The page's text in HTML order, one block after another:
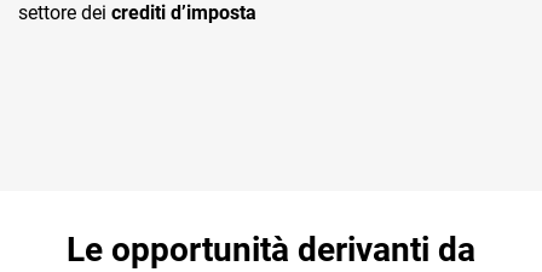
settore dei crediti d’imposta
Le opportunità derivanti da